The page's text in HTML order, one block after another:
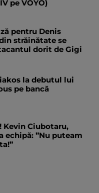
pe VOYO)
pentru Denis
străinătate se
dorit de Gigi
la debutul lui
pe bancă
Kevin Ciubotaru,
echipă: ”Nu puteam